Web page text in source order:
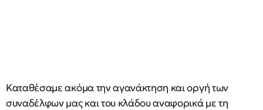
Καταθέσαμε ακόμα την αγανάκτηση και οργή των
συναδέλφων μας και του κλάδου αναφορικά με τη